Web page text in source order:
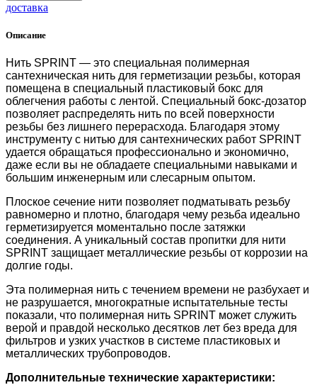
доставка
Описание
Нить SPRINT — это специальная полимерная
сантехническая нить для герметизации резьбы, которая
помещена в специальный пластиковый бокс для
облегчения работы с лентой. Специальный бокс-дозатор
позволяет распределять нить по всей поверхности
резьбы без лишнего перерасхода. Благодаря этому
инструменту с нитью для сантехнических работ SPRINT
удается обращаться профессионально и экономично,
даже если вы не обладаете специальными навыками и
большим инженерным или слесарным опытом.
Плоское сечение нити позволяет подматывать резьбу
равномерно и плотно, благодаря чему резьба идеально
герметизируется моментально после затяжки
соединения. А уникальный состав пропитки для нити
SPRINT защищает металлические резьбы от коррозии на
долгие годы.
Эта полимерная нить с течением времени не разбухает и
не разрушается, многократные испытательные тесты
показали, что полимерная нить SPRINT может служить
верой и правдой несколько десятков лет без вреда для
фильтров и узких участков в системе пластиковых и
металлических трубопроводов.
Дополнительные технические характеристики: